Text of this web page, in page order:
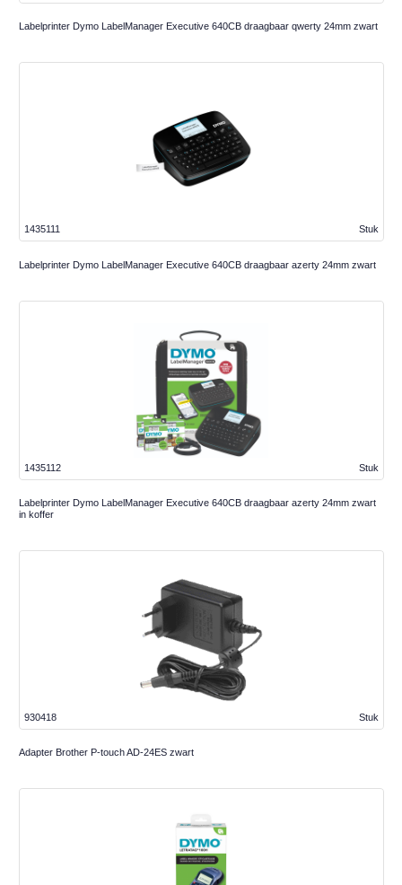
Labelprinter Dymo LabelManager Executive 640CB draagbaar qwerty 24mm zwart
Stuk
1435111
Labelprinter Dymo LabelManager Executive 640CB draagbaar azerty 24mm zwart
Stuk
1435112
Labelprinter Dymo LabelManager Executive 640CB draagbaar azerty 24mm zwart
in koffer
Stuk
930418
Adapter Brother P-touch AD-24ES zwart